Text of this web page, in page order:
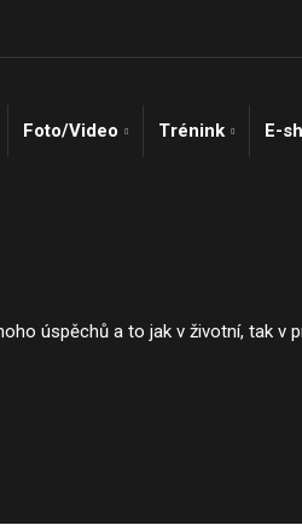
Foto/Video Trénink E-
úspěchů a to jak v životní, tak v